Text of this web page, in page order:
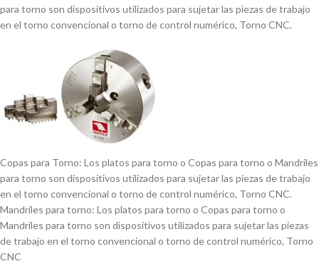
para torno son dispositivos utilizados para sujetar las piezas de trabajo
en el torno convencional o torno de control numérico, Torno CNC.
Copas para Torno: Los platos para torno o Copas para torno o Mandriles
para torno son dispositivos utilizados para sujetar las piezas de trabajo
en el torno convencional o torno de control numérico, Torno CNC.
Mandriles para torno: Los platos para torno o Copas para torno o
Mandriles para torno son dispositivos utilizados para sujetar las piezas
de trabajo en el torno convencional o torno de control numérico, Torno
CNC